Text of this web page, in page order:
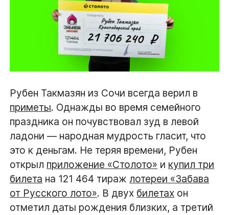
Рубен Такмазян из Сочи всегда верил в
приметы. Однажды во время семейного
праздника он почувствовал зуд в левой
ладони — народная мудрость гласит, что
это к деньгам. Не теряя времени, Рубен
открыл приложение «Столото» и купил три
билета на 121 464 тираж лотереи «Забава
от Русского лото». В двух билетах он
отметил даты рождения близких, а третий